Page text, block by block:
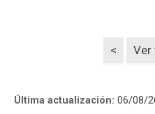
< Ver
Última actualización: 06/08/